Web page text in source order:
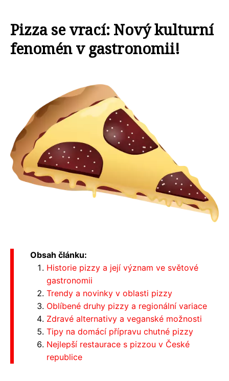
Pizza se vrací: Nový kulturní
fenomén v gastronomii!
Obsah článku:
Historie pizzy a její význam ve světové
gastronomii
Trendy a novinky v oblasti pizzy
Oblíbené druhy pizzy a regionální variace
Zdravé alternativy a veganské možnosti
Tipy na domácí přípravu chutné pizzy
Nejlepší restaurace s pizzou v České
republice